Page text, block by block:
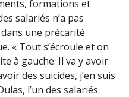
formations et
salariés n’a pas
une précarité
« Tout s’écroule et on
à gauche. Il va y avoir
des suicides, j’en suis
l’un des salariés.